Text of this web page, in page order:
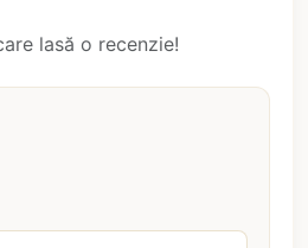
lasă o recenzie!